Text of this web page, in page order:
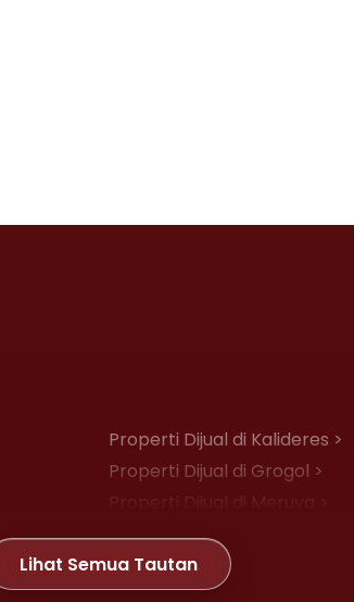
Properti Dijual di Kalideres >
Properti Dijual di Grogol >
Properti Dijual di Meruya >
Properti Dijual di Joglo >
Lihat Semua Tautan